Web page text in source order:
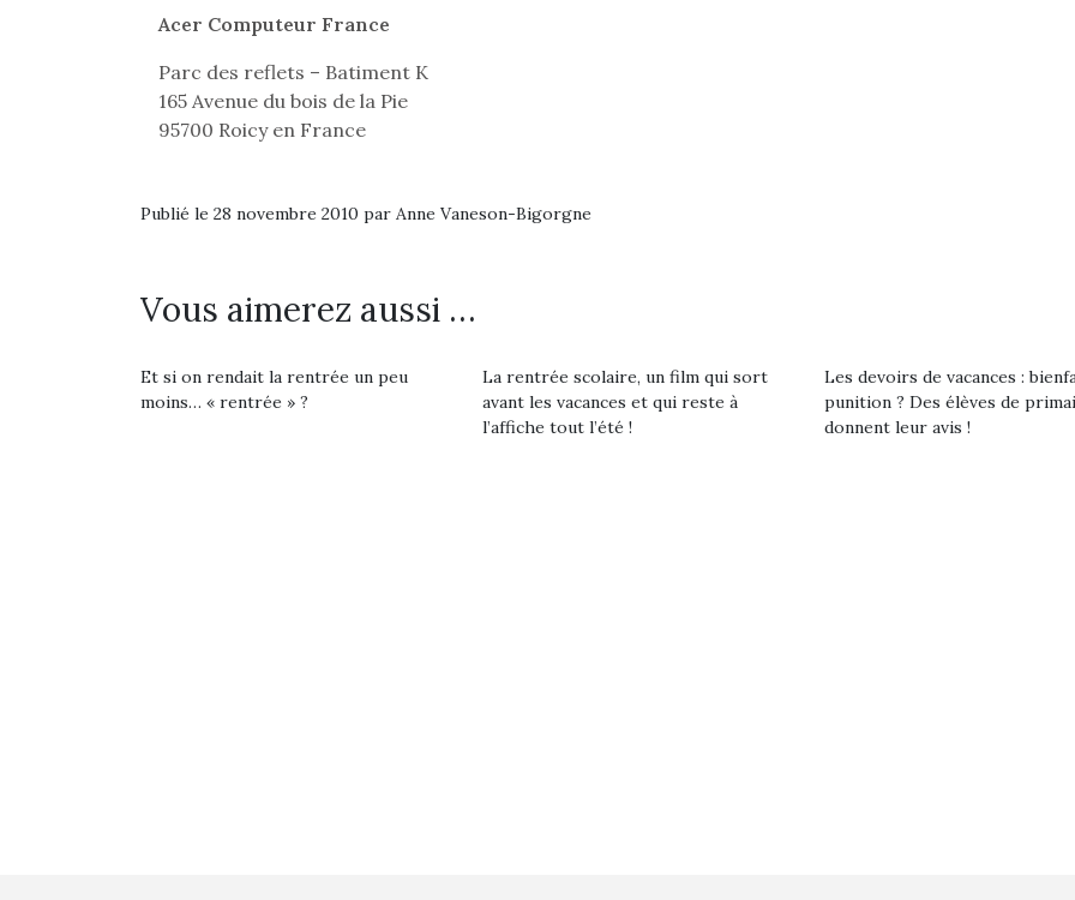
Acer Computeur France
Parc des reflets – Batiment K
165 Avenue du bois de la Pie
95700 Roicy en France
Publié le 28 novembre 2010 par Anne Vaneson-Bigorgne
Vous aimerez aussi …
Et si on rendait la rentrée un peu
moins… « rentrée » ?
La rentrée scolaire, un film qui sort
avant les vacances et qui reste à
l’affiche tout l’été !
Les devoirs de vacances :
punition ? Des élèves de
donnent leur avis !
simple.
activité
ou
c’est l’occasion rêvée